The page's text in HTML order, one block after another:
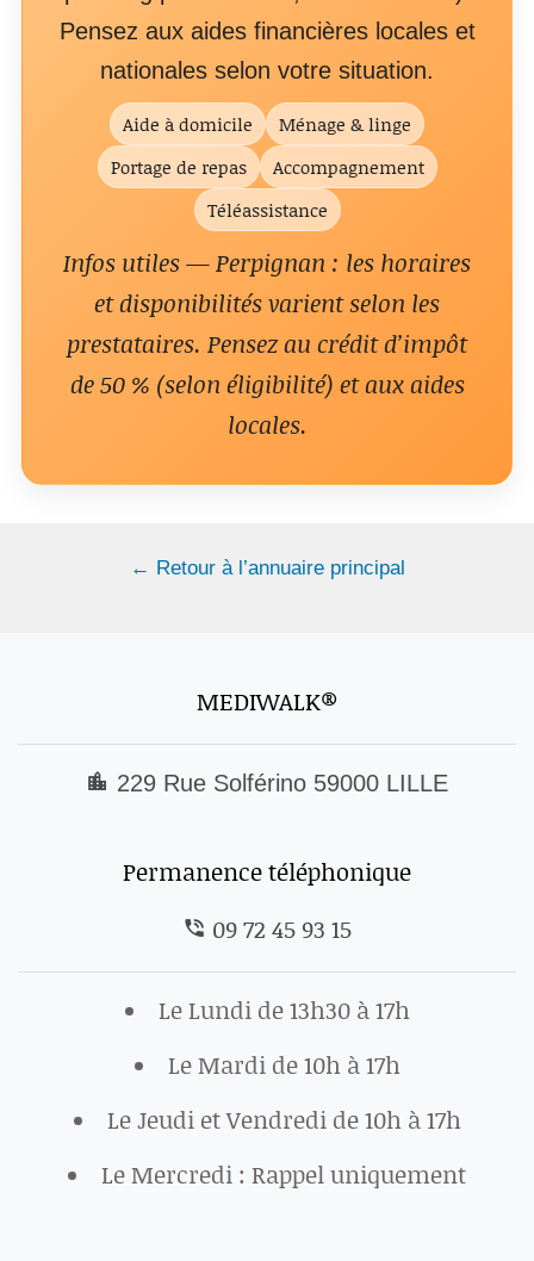
Pensez aux aides financières locales et
nationales selon votre situation.
Aide à domicile
Ménage & linge
Portage de repas
Accompagnement
Téléassistance
Infos utiles — Perpignan : les horaires
et disponibilités varient selon les
prestataires. Pensez au crédit d’impôt
de 50 % (selon éligibilité) et aux aides
locales.
← Retour à l’annuaire principal
MEDIWALK®
229 Rue Solférino 59000 LILLE
Permanence téléphonique
09 72 45 93 15
Le Lundi de 13h30 à 17h
Le Mardi de 10h à 17h
Le Jeudi et Vendredi de 10h à 17h
Le Mercredi : Rappel uniquement